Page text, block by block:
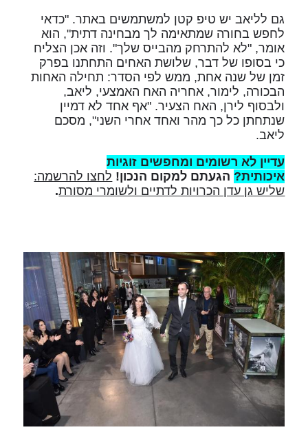
גם לליאב יש טיפ קטן למשתמשים באתר. "כדאי
לחפש בחורה שמתאימה לך מבחינה דתית", הוא
אומר, "לא להתרחק מהבייס שלך". וזה אכן הצליח
כי בסופו של דבר, שלושת האחים התחתנו בפרק
זמן של שנה אחת, ממש לפי הסדר: תחילה האחות
הבכורה, לימור, אחריה האח האמצעי, ליאב,
ולבסוף לירן, האח הצעיר. "אף אחד לא דמיין
שנתחתן כל כך מהר ואחד אחרי השני", מסכם
ליאב.
עדיין לא רשומים ומחפשים זוגיות
איכותית? הגעתם למקום הנכון! לחצו להרשמה:
שליש גן עדן הכרויות לדתיים ולשומרי מסורת.